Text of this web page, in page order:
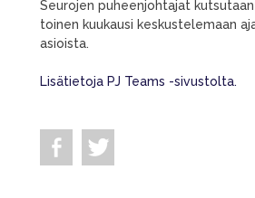
Seurojen puheenjohtajat
toinen kuukausi keskustelemaan
asioista.
Lisätietoja PJ Teams -sivustolta.